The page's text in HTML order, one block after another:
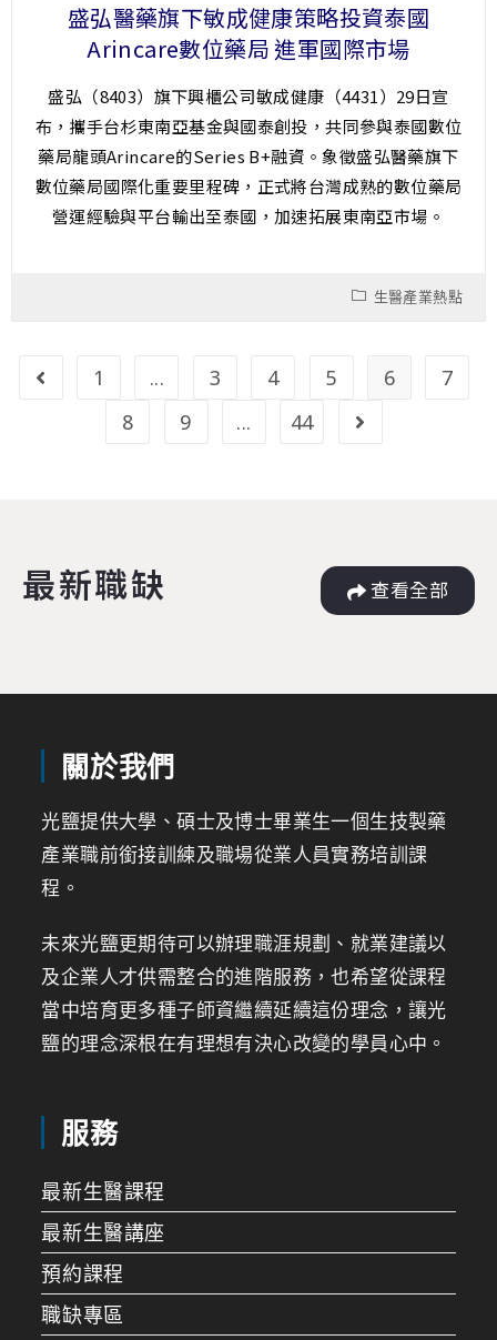
盛弘醫藥旗下敏成健康策略投資泰國
Arincare數位藥局 進軍國際市場
盛弘（8403）旗下興櫃公司敏成健康（4431）29日宣
布，攜手台杉東南亞基金與國泰創投，共同參與泰國數位
藥局龍頭Arincare的Series B+融資。象徵盛弘醫藥旗下
數位藥局國際化重要里程碑，正式將台灣成熟的數位藥局
營運經驗與平台輸出至泰國，加速拓展東南亞市場。
生醫產業熱點
1 ... 3 4 5 6
7
8
9 ... 44
最新職缺 查看全部
關於我們
光鹽提供大學、碩士及博士畢業生一個生技製藥
產業職前銜接訓練及職場從業人員實務培訓課
程。
未來光鹽更期待可以辦理職涯規劃、就業建議以
及企業人才供需整合的進階服務，也希望從課程
當中培育更多種子師資繼續延續這份理念，讓光
鹽的理念深根在有理想有決心改變的學員心中。
服務
最新生醫課程
最新生醫講座
預約課程
職缺專區